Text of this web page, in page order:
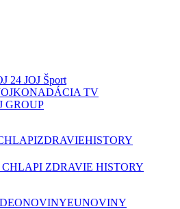
24 JOJ Šport
NADÁCIA TV
GROUP
ZDRAVIEHISTORY
CHLAPI ZDRAVIE HISTORY
EUNOVINY